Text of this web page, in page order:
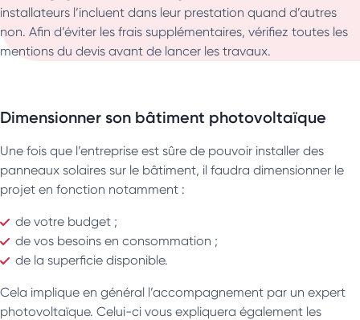
installateurs l’incluent dans leur prestation quand d’autres
non. Afin d’éviter les frais supplémentaires, vérifiez toutes les
mentions du devis avant de lancer les travaux.
Dimensionner son bâtiment photovoltaïque
Une fois que l’entreprise est sûre de pouvoir installer des
panneaux solaires sur le bâtiment, il faudra dimensionner le
projet en fonction notamment :
de votre budget ;
de vos besoins en consommation ;
de la superficie disponible.
Cela implique en général l’accompagnement par un expert
photovoltaïque. Celui-ci vous expliquera également les